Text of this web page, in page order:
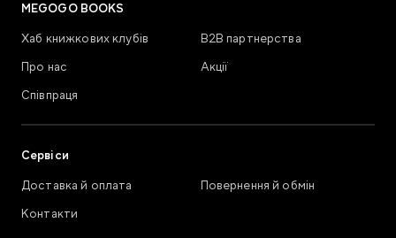
MEGOGO BOOKS
Хаб книжкових клубів
В2В партнерства
Про нас
Акції
Співпраця
Сервіси
Доставка й оплата
Повернення й обмін
Контакти